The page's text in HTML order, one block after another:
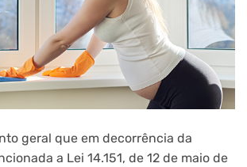
geral que em decorrência da
a Lei 14.151, de 12 de maio de